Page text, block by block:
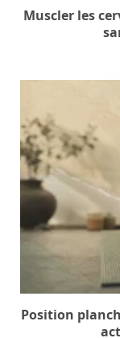
Muscler les
Position